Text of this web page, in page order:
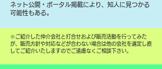
ネット公開・ポータル掲載により、知人に見つかる
可能性もある。
​※ご紹介した仲介会社と打合せおよび販売活動を行ってみた
が、販売方針や対応などが合わない場合は他の会社を選定し直
してご紹介いたしますのでご遠慮なくご相談下さい。